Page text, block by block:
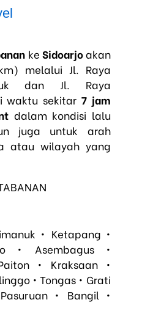
ke Sidoarjoakan
melalui Jl. Raya
dan Jl. Raya
waktu sekitar 7 jam
dalam kondisi lalu
juga untuk arah
atau wilayah yang
• Ketapang •
• Asembagus •
• Kraksaan •
• Tongas • Grati
• Bangil •